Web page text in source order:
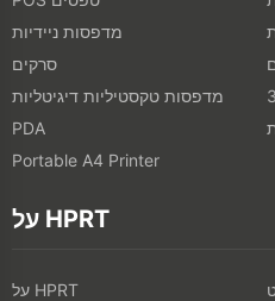
מדפסות ניידיות
סרקים
מדפסות טקסטיליות דיגיטליות
PDA
Portable A4 Printer
על HPRT
על HPRT